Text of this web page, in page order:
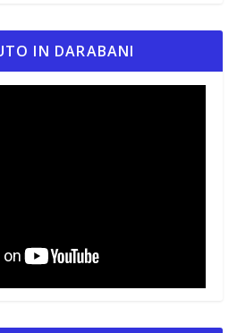
IN DARABANI